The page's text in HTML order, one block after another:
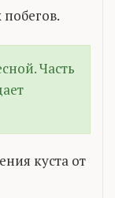
Часть
куста от